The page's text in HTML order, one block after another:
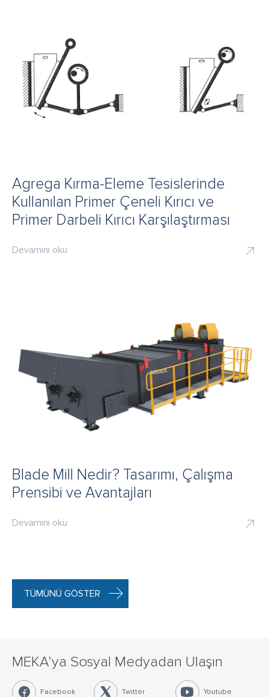
Agrega Kırma-Eleme Tesislerinde
Kullanılan Primer Çeneli Kırıcı ve
Primer Darbeli Kırıcı Karşılaştırması
Devamını oku
Blade Mill Nedir? Tasarımı, Çalışma
Prensibi ve Avantajları
Devamını oku
TÜMÜNÜ GÖSTER
MEKA’ya Sosyal Medyadan Ulaşın
Facebook Twitter Youtube